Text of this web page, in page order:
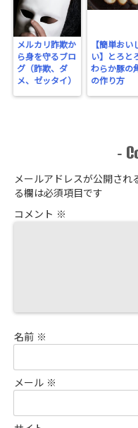
メルカリ詐欺か
ら身を守るブロ
グ（詐欺、ダ
メ、ゼッタイ）
【簡単おい
い】とろと
わらか豚の
の作り方
-
メールアドレスが公開され
る欄は必須項目です
コメント ※
名前 ※
メール ※